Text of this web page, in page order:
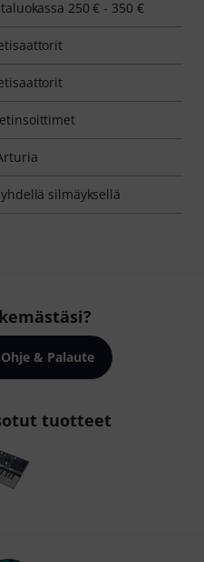
250 € - 350 €
silmäyksellä
Ohje & Palaute
tuotteet